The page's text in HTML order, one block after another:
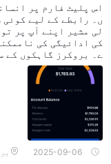
اس پلیٹ فارم پر
ں۔ رابطے کے لیے
لی مشیر اپنے آپ پر
کی ادائیگی کی
ے۔ بروکرز گاہکوں کے
ے ہیں اور طویل عرصے
ف چہرے" کے ساتھ
رخواست کی جاتی ہے،
مزید ڈپازٹ طلب کرتے
ارہ غائب ہو جاتے ہیں۔
2025-09-06